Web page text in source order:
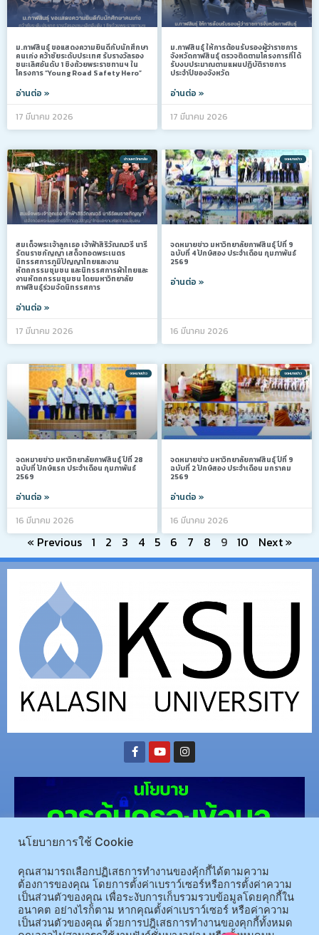
ม.กาฬสินธุ์ ขอแสดงความยินดีกับนักศึกษา
คนเก่ง คว้าชัยระดับประเทศ รับรางวัลรอง
ชนะเลิศอันดับ 1 ชิงถ้วยพระราชทานฯ ใน
โครงการ “Young Road Safety Hero”
อ่านต่อ »
17 มีนาคม 2026
ม.กาฬสินธุ์ ให้การต้อนรับรองผู้ว่าราชการ
จังหวัดกาฬสินธุ์ ตรวจติดตามโครงการที่ได้
รับงบประมาณตามแผนปฏิบัติราชการ
ประจำปีของจังหวัด
อ่านต่อ »
17 มีนาคม 2026
ข่าวมหาวิทยาลัย
สมเด็จพระเจ้าลูกเธอ เจ้าฟ้าสิริวัณณวรี นารี
รัตนราชกัญญา เสด็จทอดพระเนตร
นิทรรศการภูมิปัญญาไทยและงาน
หัตถกรรมชุมชน และนิทรรศการผ้าไทยและ
งานหัตถกรรมชุมชน โดยมหาวิทยาลัย
กาฬสินธุ์ร่วมจัดนิทรรศการ
อ่านต่อ »
17 มีนาคม 2026
จดหมายข่าว
จดหมายข่าว มหาวิทยาลัยกาฬสินธุ์ ปีที่ 9
ฉบับที่ 4 ปักษ์สอง ประจำเดือน กุมภาพันธ์
2569
อ่านต่อ »
16 มีนาคม 2026
จดหมายข่าว
จดหมายข่าว มหาวิทยาลัยกาฬสินธุ์ ปีที่ 28
ฉบับที่ ปักษ์แรก ประจำเดือน กุมภาพันธ์
2569
อ่านต่อ »
16 มีนาคม 2026
จดหมายข่าว
จดหมายข่าว มหาวิทยาลัยกาฬสินธุ์ ปีที่ 9
ฉบับที่ 2 ปักษ์สอง ประจำเดือน มกราคม
2569
อ่านต่อ »
16 มีนาคม 2026
« Previous 1 2 3 4 5 6 7 8 9 10 Next »
(อ.นามน)13 หมู่ 14 ต.สงเปลือย อ.นามน จ.กาฬสินธุ์ 46230โทรศัพท์ : 043-602-055 โทรสาร :
043-602-044
นโยบายการใช้ Cookie
คุณสามารถเลือกปฏิเสธการทำงานของคุ้กกี้ได้ตามความ
ต้องการของคุณ โดยการตั้งค่าเบราว์เซอร์หรือการตั้งค่าความ
เป็นส่วนตัวของคุณ เพื่อระงับการเก็บรวมรวบข้อมูลโดยคุกกี้ใน
อนาคต อย่างไรก็ตาม หากคุณตั้งค่าเบราว์เซอร์ หรือค่าความ
เป็นส่วนตัวของคุณ ด้วยการปฎิเสธการทำงานของคุกกี้ทั้งหมด